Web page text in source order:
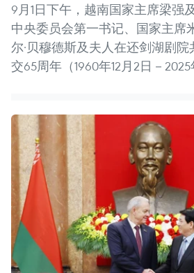
9月1日下午，越南国家主席梁强
中央委员会第一书记、国家主席
尔·贝穆德斯及夫人在还剑湖剧
交65周年（1960年12月2日－2025